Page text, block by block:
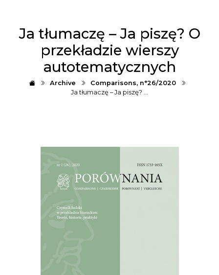
Ja tłumaczę – Ja piszę? O
przekładzie wierszy
autotematycznych
Archive
Comparisons, n°26/2020
Ja tłumaczę – Ja piszę? …